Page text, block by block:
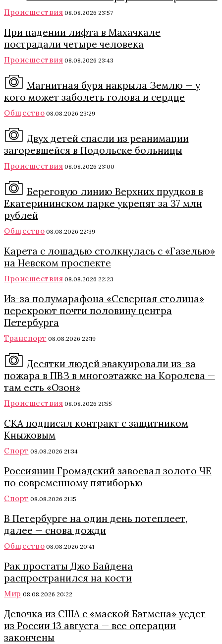
Происшествия 08.08.2026 23:57
При падении лифта в Махачкале
пострадали четыре человека
Происшествия 08.08.2026 23:43
Магнитная буря накрыла Землю — у
кого может заболеть голова и сердце
Общество 08.08.2026 23:29
Двух детей спасли из реанимации
загоревшейся в Подольске больницы
Происшествия 08.08.2026 23:00
Береговую линию Верхних прудков в
Екатерининском парке укрепят за 37 млн
рублей
Общество 08.08.2026 22:39
Карета с лошадью столкнулась с «Газелью»
на Невском проспекте
Происшествия 08.08.2026 22:23
Из-за полумарафона «Северная столица»
перекроют почти половину центра
Петербурга
Транспорт 08.08.2026 22:19
Десятки людей эвакуировали из-за
пожара в ПВЗ в многоэтажке на Королева —
там есть «Озон»
Происшествия 08.08.2026 21:55
СКА подписал контракт с защитником
Кныжовым
Спорт 08.08.2026 21:34
Россиянин Громадский завоевал золото ЧЕ
по современному пятиборью
Спорт 08.08.2026 21:15
В Петербурге на один день потеплеет,
далее — снова дожди
Общество 08.08.2026 20:41
Рак простаты Джо Байдена
распространился на кости
Мир 08.08.2026 20:22
Девочка из США с «маской Бэтмена» уедет
из России 13 августа — все операции
закончены